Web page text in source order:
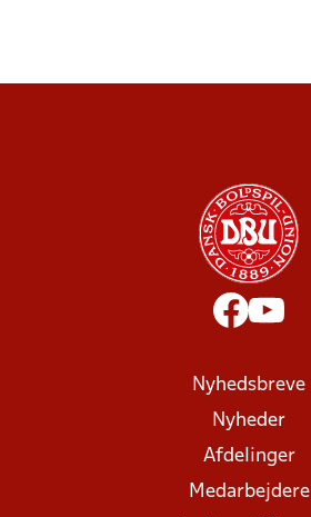
Nyhedsbreve
Nyheder
Afdelinger
Medarbejdere